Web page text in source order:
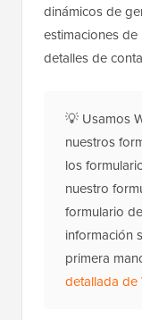
dinámicos de
estimaciones
detalles de
💡 Usamos
nuestros
los
nuestro
formulario
información
primera
detallada de